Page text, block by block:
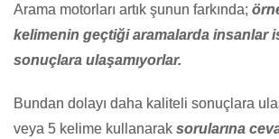
Arama motorları artık şunun farkında;
kelimenin geçtiği aramalarda insanlar
sonuçlara ulaşamıyorlar.
Bundan dolayı daha kaliteli sonuçlara
veya 5 kelime kullanarak sorularına